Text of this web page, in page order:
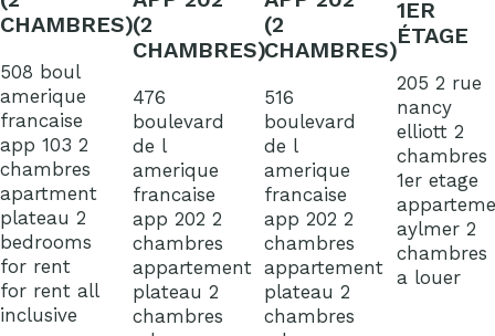
CHAMBRES)
508 boul
amerique
francaise
app 103 2
chambres
apartment
plateau 2
bedrooms
for rent
for rent all
inclusive
(2
CHAMBRES)
476
boulevard
de l
amerique
francaise
app 202 2
chambres
appartement
plateau 2
chambres
(2
CHAMBRES)
516
boulevard
de l
amerique
francaise
app 202 2
chambres
appartement
plateau 2
chambres
1ER
ÉTAGE
205 2 rue
nancy
elliott 2
chambres
1er etage
aylmer 2
chambres
a louer